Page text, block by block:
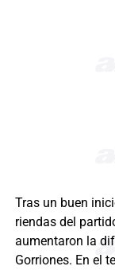
Tras un buen
riendas del
aumentaron la
Gorriones. En el